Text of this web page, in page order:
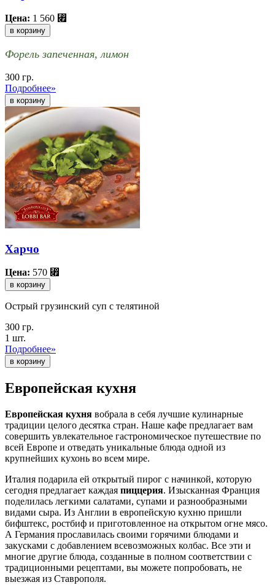
Цена: 1 560 ⃏
в корзину
Форель запеченная, лимон
300 гр.
Подробнее»
Харчо
Цена: 570 ⃏
в корзину
Острый грузинский суп с телятиной
300 гр.
1 шт.
Подробнее»
Европейская кухня
Европейская кухня вобрала в себя лучшие кулинарные
традиции целого десятка стран. Наше кафе предлагает вам
совершить увлекательное гастрономическое путешествие по
всей Европе и отведать уникальные блюда одной из
крупнейших кухонь во всем мире.
Италия подарила ей открытый пирог с начинкой, которую
сегодня предлагает каждая пиццерия. Изысканная Франция
поделилась легкими салатами, супами и разнообразными
видами сыра. Из Англии в европейскую кухню пришли
бифштекс, ростбиф и приготовленное на открытом огне мясо.
А Германия прославилась своими горячими блюдами и
закусками с добавлением всевозможных колбас. Все эти и
многие другие блюда, созданные в полном соответствии с
традиционными рецептами, вы можете попробовать, не
выезжая из Ставрополя.